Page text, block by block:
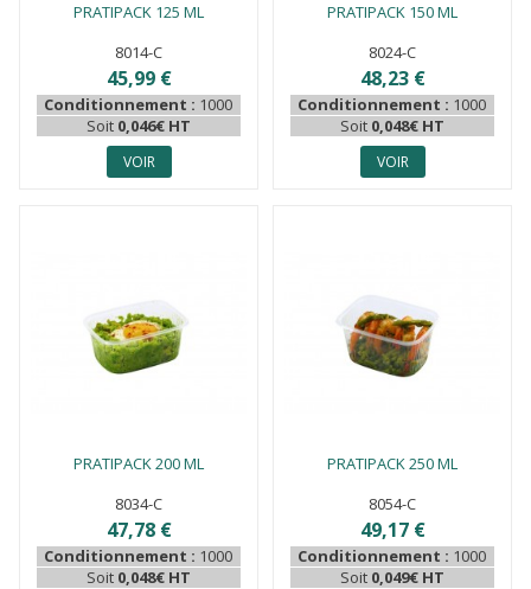
PRATIPACK 125 ML
8014-C
45,99 €
Conditionnement : 1000
Soit 0,046€ HT
VOIR
PRATIPACK 150 ML
8024-C
48,23 €
Conditionnement : 1000
Soit 0,048€ HT
VOIR
PRATIPACK 200 ML
8034-C
47,78 €
Conditionnement : 1000
Soit 0,048€ HT
PRATIPACK 250 ML
8054-C
49,17 €
Conditionnement : 1000
Soit 0,049€ HT